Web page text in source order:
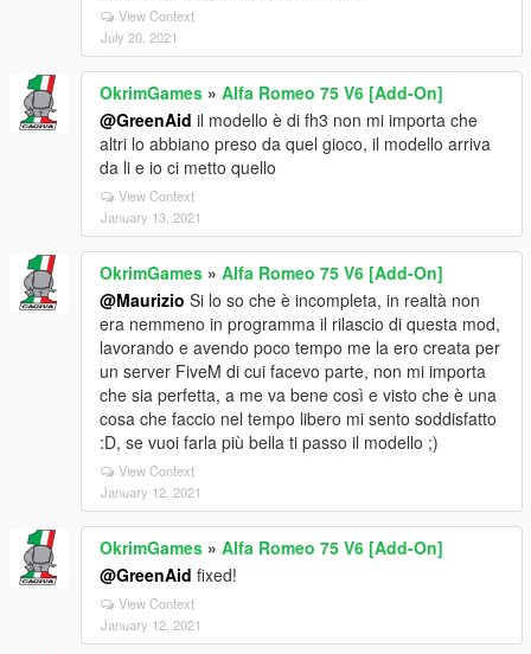
View Context
July 20, 2021
OkrimGames » Alfa Romeo 75 V6 [Add-On]
@GreenAid il modello è di fh3 non mi importa che
altri lo abbiano preso da quel gioco, il modello arriva
da li e io ci metto quello
View Context
January 13, 2021
OkrimGames » Alfa Romeo 75 V6 [Add-On]
@Maurizio Si lo so che è incompleta, in realtà non
era nemmeno in programma il rilascio di questa mod,
lavorando e avendo poco tempo me la ero creata per
un server FiveM di cui facevo parte, non mi importa
che sia perfetta, a me va bene così e visto che è una
cosa che faccio nel tempo libero mi sento soddisfatto
:D, se vuoi farla più bella ti passo il modello ;)
View Context
January 12, 2021
OkrimGames » Alfa Romeo 75 V6 [Add-On]
@GreenAid fixed!
View Context
January 12, 2021